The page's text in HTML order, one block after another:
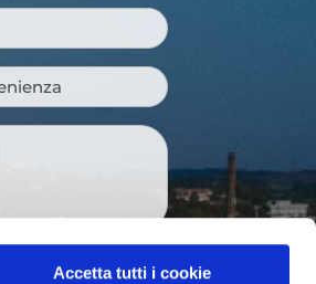
Accetta tutti i cookie